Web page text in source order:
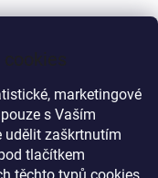
marketingové
s Vaším
udělit zaškrtnutím
tlačítkem